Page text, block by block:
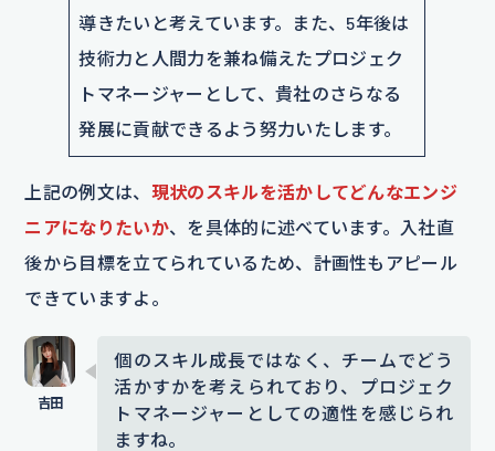
導きたいと考えています。また、5年後は
技術力と人間力を兼ね備えたプロジェク
トマネージャーとして、貴社のさらなる
発展に貢献できるよう努力いたします。
上記の例文は、 現状のスキルを活かしてどんなエンジ
ニアになりたいか、を具体的に述べています。入社直
後から目標を立てられているため、計画性もアピール
できていますよ。
個のスキル成長ではなく、チームでどう
活かすかを考えられており、プロジェク
トマネージャーとしての適性を感じられ
ますね。